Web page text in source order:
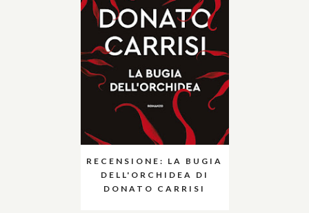
RECENSIONE: LA BUGIA
DELL'ORCHIDEA DI
DONATO CARRISI